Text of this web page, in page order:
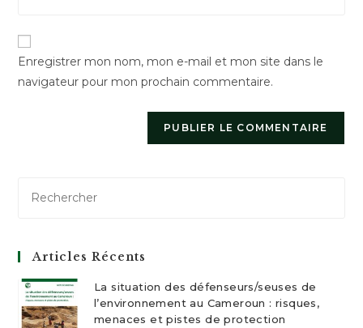
l’URL
votre
site
(facultatif)
Enregistrer mon nom, mon e-mail et mon site dans le
navigateur pour mon prochain commentaire.
Articles Récents
La situation des défenseurs/seuses de
l’environnement au Cameroun : risques,
menaces et pistes de protection